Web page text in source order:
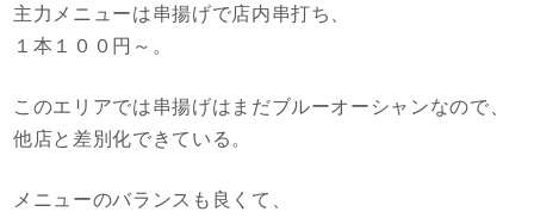
主力メニューは串揚げで店内串打ち、
１本１００円～。
このエリアでは串揚げはまだブルーオーシャンなので、
他店と差別化できている。
メニューのバランスも良くて、